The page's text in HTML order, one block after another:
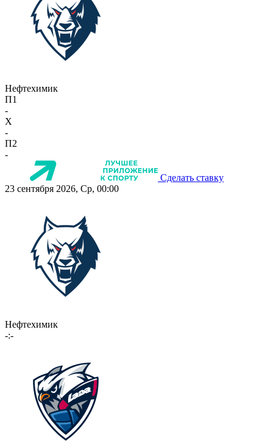
Нефтехимик
П1
-
X
-
П2
-
Сделать ставку
23 сентября 2026, Ср, 00:00
Нефтехимик
-:-